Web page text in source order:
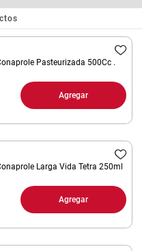
Pasteurizada 500Cc .
Agregar
Larga Vida Tetra 250ml
Agregar
4. queso
5. pollo
. bondiola
. fideos